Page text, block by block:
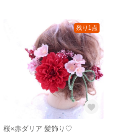
残り1点
桜×赤ダリア 髪飾り♡